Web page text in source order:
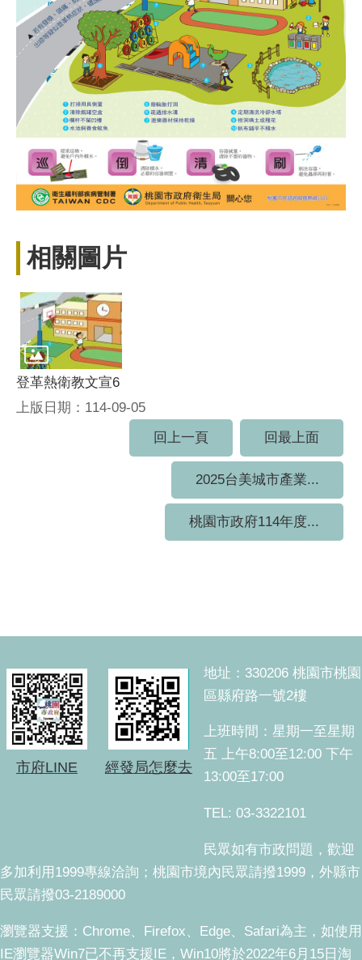
相關圖片
登革熱衛教文宣6
上版日期：114-09-05
回上一頁
回最上面
2025台美城市產業...
桃園市政府114年度...
:::
市府LINE 經發局怎麼去
地址：330206 桃園市桃園
區縣府路一號2樓
上班時間：星期一至星期
五 上午8:00至12:00 下午
13:00至17:00
TEL: 03-3322101
民眾如有市政問題，歡迎
多加利用1999專線洽詢；桃園市境內民眾請撥1999，外縣市
民眾請撥03-2189000
瀏覽器支援：Chrome、Firefox、Edge、Safari為主，如使用
IE瀏覽器Win7已不再支援IE，Win10將於2022年6月15日淘